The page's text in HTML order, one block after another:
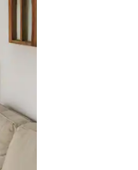
дотику та гортання.